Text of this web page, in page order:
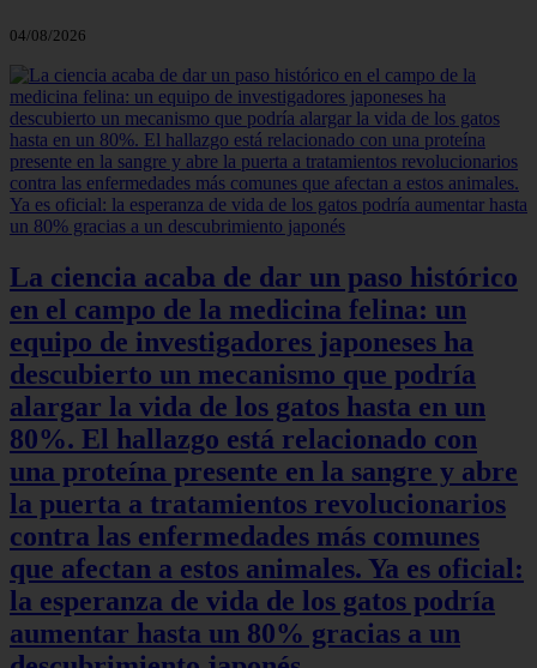
04/08/2026
La ciencia acaba de dar un paso histórico
en el campo de la medicina felina: un
equipo de investigadores japoneses ha
descubierto un mecanismo que podría
alargar la vida de los gatos hasta en un
80%. El hallazgo está relacionado con
una proteína presente en la sangre y abre
la puerta a tratamientos revolucionarios
contra las enfermedades más comunes
que afectan a estos animales. Ya es oficial:
la esperanza de vida de los gatos podría
aumentar hasta un 80% gracias a un